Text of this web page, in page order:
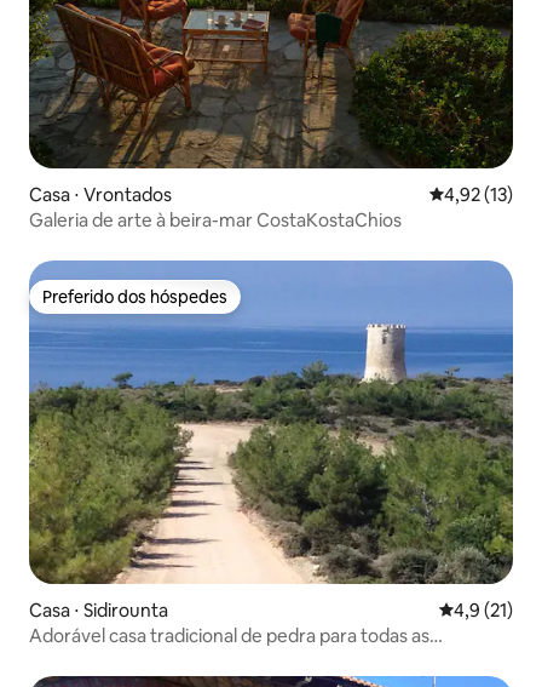
Casa ⋅ Vrontados 4,92 de uma
4,92 (13)
Galeria de arte à beira-mar CostaKostaChios
Preferido dos hóspedes
Preferido dos hóspedes
Casa ⋅ Sidirounta 4,9 de uma
4,9 (21)
Adorável casa tradicional de pedra para todas as